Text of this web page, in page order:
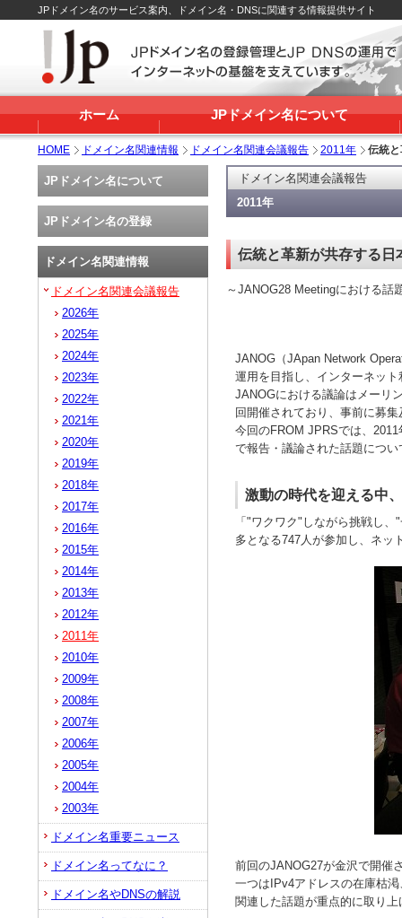
JPドメイン名のサービス案内、ドメイン名・DNSに関連する情報提供サイト
ホーム JPドメイン名について
HOME ドメイン名関連情報 ドメイン名関連会議報告 2011年 伝統
ドメイン名関連会議報告
2011年
伝統と革新が共存する日
～JANOG28 Meetingにおける話
JANOG（JApan Network
運用を目指し、インターネッ
JANOGにおける議論はメーリ
回開催されており、事前に募
今回のFROM JPRSでは、
で報告・議論された話題につ
激動の時代を迎える中
「"ワクワク"しながら挑戦し
多となる747人が参加し、ネッ
前回のJANOG27が金沢で開催
一つはIPv4アドレスの在庫枯
関連した話題が重点的に取り
JPドメイン名について
JPドメイン名の登録
ドメイン名関連情報
ドメイン名関連会議報告
2026年
2025年
2024年
2023年
2022年
2021年
2020年
2019年
2018年
2017年
2016年
2015年
2014年
2013年
2012年
2011年
2010年
2009年
2008年
2007年
2006年
2005年
2004年
2003年
ドメイン名重要ニュース
ドメイン名ってなに？
ドメイン名やDNSの解説